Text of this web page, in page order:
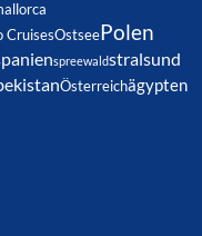
CruisesOstseePolen
spreewaldstralsund
Österreichägypten